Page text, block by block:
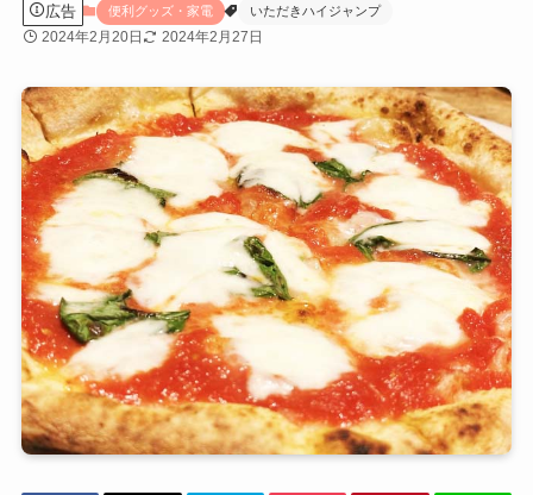
広告 便利グッズ・家電 いただきハイジャンプ
2024年2月20日 2024年2月27日